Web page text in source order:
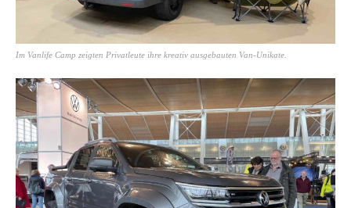
Im Vanlife Camp zeigten Privatleute ihre kreativ ausgebauten Van-Unikate.